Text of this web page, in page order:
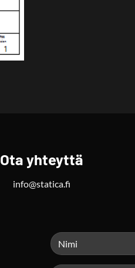
Ota yhteyttä
info@statica.fi